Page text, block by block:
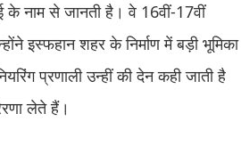
नाम से जानती है। वे 16वीं-17वीं
इस्फहान शहर के निर्माण में बड़ी भूमिका
प्रणाली उन्हीं की देन कही जाती है
लेते हैं।